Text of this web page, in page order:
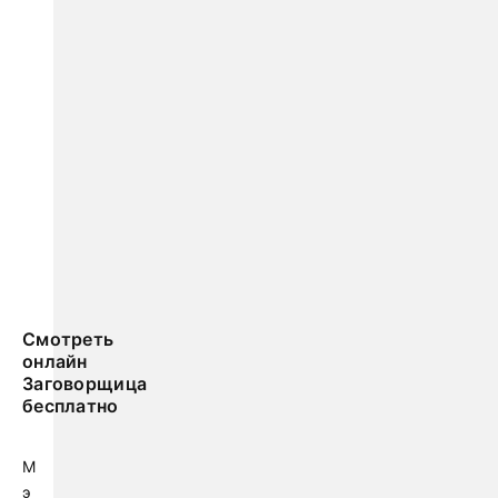
Смотреть
онлайн
Заговорщица
бесплатно
М
э